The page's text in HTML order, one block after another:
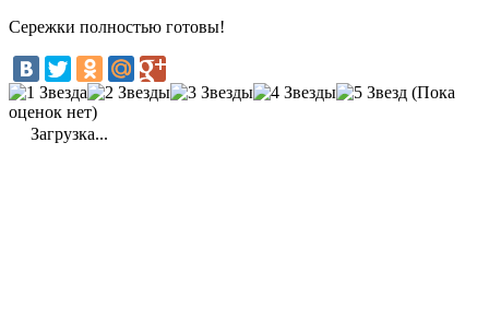
Сережки полностью готовы!
(Пока
оценок нет)
Загрузка...